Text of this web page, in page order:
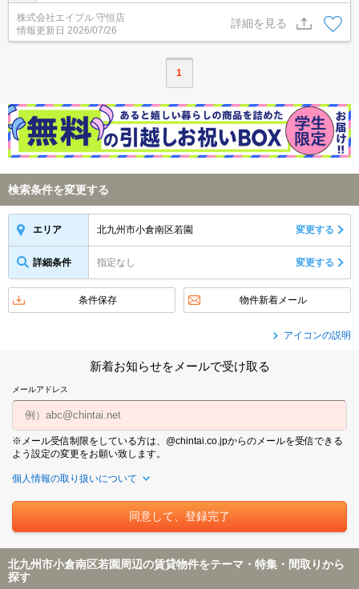
越指定業者あり。北九州市立大学へ1,000m。コンビニへ150m。ス
ーパーへ700m。画像の家具小物家電はCGであり付いていません。
株式会社エイブル 守恒店
情報更新日 2026/07/26
詳細を見る
1
検索条件を変更する
エリア 北九州市小倉南区若園 変更する
詳細条件 指定なし 変更する
条件保存 物件新着メール
アイコンの説明
新着お知らせをメールで受け取る
メールアドレス
※メール受信制限をしている方は、@chintai.co.jpからのメールを受信できる
よう設定の変更をお願い致します。
個人情報の取り扱いについて
北九州市小倉南区若園周辺の賃貸物件をテーマ・特集・間取りから
探す